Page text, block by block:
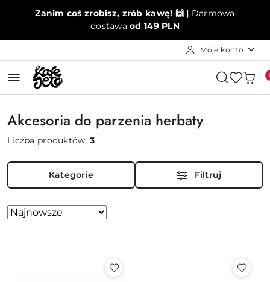
Przejdź do treści głównej
Przejdź do wyszukiwarki
Przejdź do moje konto
Przejdź do menu głównego
Przejdź do stopki
Zanim coś zrobisz, zrób kawę! 🙌 | Darmowa
dostawa od 149 PLN
Moje konto
Akcesoria do parzenia herbaty
Liczba produktów:3
Kategorie Filtruj
Zastosowano
Sortuj